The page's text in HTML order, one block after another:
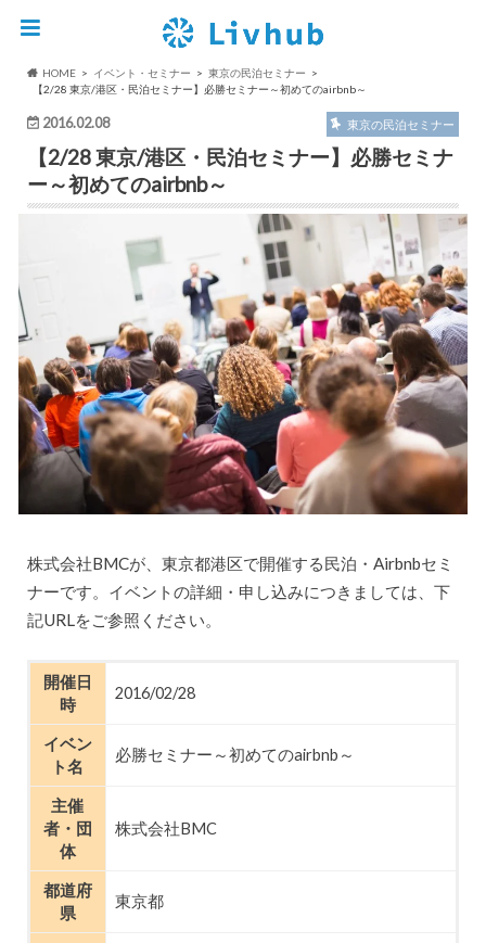
HOME イベント・セミナー
東京の民泊セミナー
【2/28 東京/港区・民泊セミナー】必勝セミナー～初めてのairbnb～
2016.02.08 東京の民泊セミナー
【2/28 東京/港区・民泊セミナー】必勝セミナ
ー～初めてのairbnb～
株式会社BMCが、東京都港区で開催する民泊・Airbnbセミ
ナーです。イベントの詳細・申し込みにつきましては、下
記URLをご参照ください。
開催日
時
2016/02/28
イベン
ト名
必勝セミナー～初めてのairbnb～
主催
者・団
体
株式会社BMC
都道府
県
東京都